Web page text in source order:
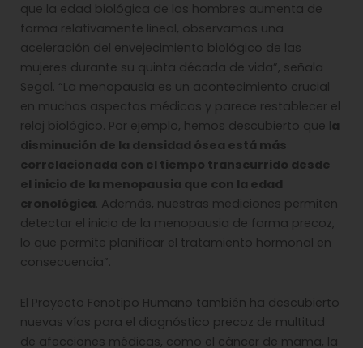
que la edad biológica de los hombres aumenta de
forma relativamente lineal, observamos una
aceleración del envejecimiento biológico de las
mujeres durante su quinta década de vida”, señala
Segal. “La menopausia es un acontecimiento crucial
en muchos aspectos médicos y parece restablecer el
reloj biológico. Por ejemplo, hemos descubierto que la
disminución de la densidad ósea está más
correlacionada con el tiempo transcurrido desde
el inicio de la menopausia que con la edad
cronológica. Además, nuestras mediciones permiten
detectar el inicio de la menopausia de forma precoz,
lo que permite planificar el tratamiento hormonal en
consecuencia”.
El Proyecto Fenotipo Humano también ha descubierto
nuevas vías para el diagnóstico precoz de multitud
de afecciones médicas, como el cáncer de mama, la